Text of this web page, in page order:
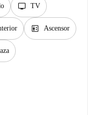
tv TV
elevator Ascensor